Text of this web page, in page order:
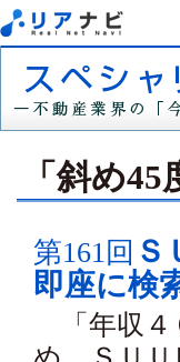
「斜め
第161回 Ｓ
即座に検
「年収４